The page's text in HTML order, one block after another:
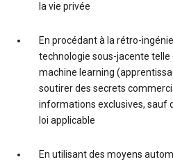
la vie privée
En procédant à la rétro-
technologie sous-jacente telle
machine learning
soutirer des secrets
informations exclusives, sauf
loi applicable
En utilisant des moyens